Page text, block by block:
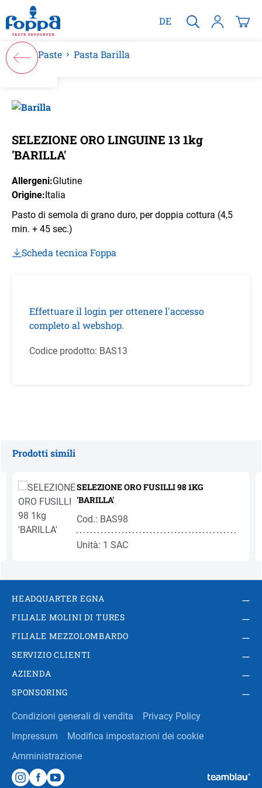
principale
DE
Paste Pasta Barilla
SELEZIONE ORO LINGUINE 13 1kg
'BARILLA'
Allergeni:Glutine
Origine:Italia
Pasto di semola di grano duro, per doppia cottura (4,5
min. + 45 sec.)
Scheda tecnica Foppa
Effettuare il login per ottenere l'accesso
completo al webshop.
Codice prodotto: BAS13
Prodotti simili
SELEZIONE ORO FUSILLI 98 1KG
'BARILLA'
Cod.: BAS98
Unità: 1 SAC
HEADQUARTER EGNA
FILIALE MOLINI DI TURES
FILIALE MEZZOLOMBARDO
SERVIZIO CLIENTI
AZIENDA
SPONSORING
Condizioni generali di vendita
Privacy Policy
Impressum
Modifica impostazioni dei cookie
Amministrazione